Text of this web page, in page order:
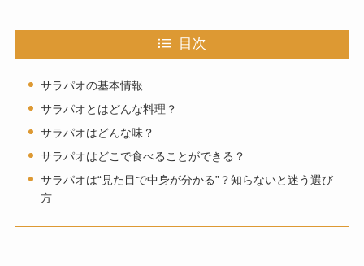
目次
サラパオの基本情報
サラパオとはどんな料理？
サラパオはどんな味？
サラパオはどこで食べることができる？
サラパオは“見た目で中身が分かる”？知らないと迷う選び
方